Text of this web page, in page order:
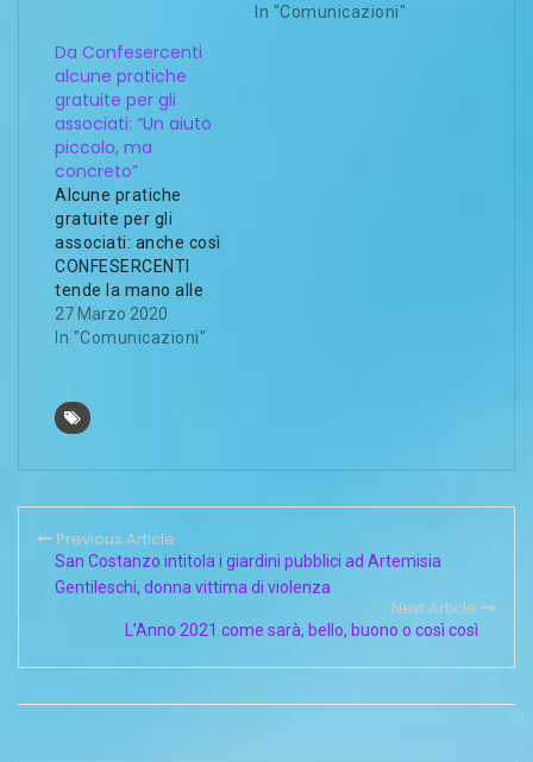
In "Comunicazioni"
Da Confesercenti
alcune pratiche
gratuite per gli
associati: “Un aiuto
piccolo, ma
concreto”
Alcune pratiche
gratuite per gli
associati: anche così
CONFESERCENTI
tende la mano alle
imprese in questo
momento di
accanto ai nostri
iscritti con un aiuto
direttore provinciale
Bartolini- eseguiremo
gratuitamente, per gli
associati, le richieste
necessarie ad
27 Marzo 2020
In "Comunicazioni"
Previous Article
San Costanzo intitola i giardini pubblici ad Artemisia
Gentileschi, donna vittima di violenza
Next Article
L’Anno 2021 come sarà, bello, buono o così così